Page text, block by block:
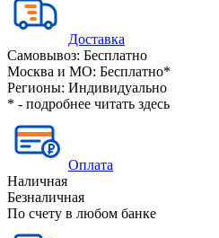
Доставка
Самовывоз: Бесплатно
Москва и МО: Бесплатно*
Регионы: Индивидуально
* - подробнее читать здесь
Оплата
Наличная
Безналичная
По счету в любом банке